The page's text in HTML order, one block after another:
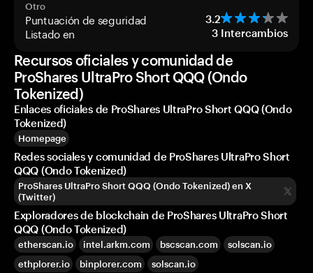
Otro
Puntuación de seguridad 3.2
Listado en 3 Intercambios
Recursos oficiales y comunidad de
ProShares UltraPro Short QQQ (Ondo
Tokenized)
Enlaces oficiales de ProShares UltraPro Short QQQ (Ondo
Tokenized)
Homepage
Redes sociales y comunidad de ProShares UltraPro Short
QQQ (Ondo Tokenized)
ProShares UltraPro Short QQQ (Ondo Tokenized) en X
(Twitter)
Exploradores de blockchain de ProShares UltraPro Short
QQQ (Ondo Tokenized)
etherscan.io intel.arkm.com bscscan.com
solscan.io
ethplorer.io
binplorer.com solscan.io